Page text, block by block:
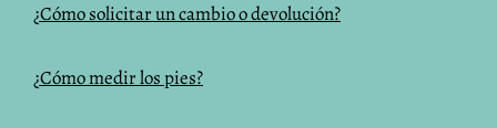
¿Cómo solicitar un cambio o devolución?
¿Cómo medir los pies?